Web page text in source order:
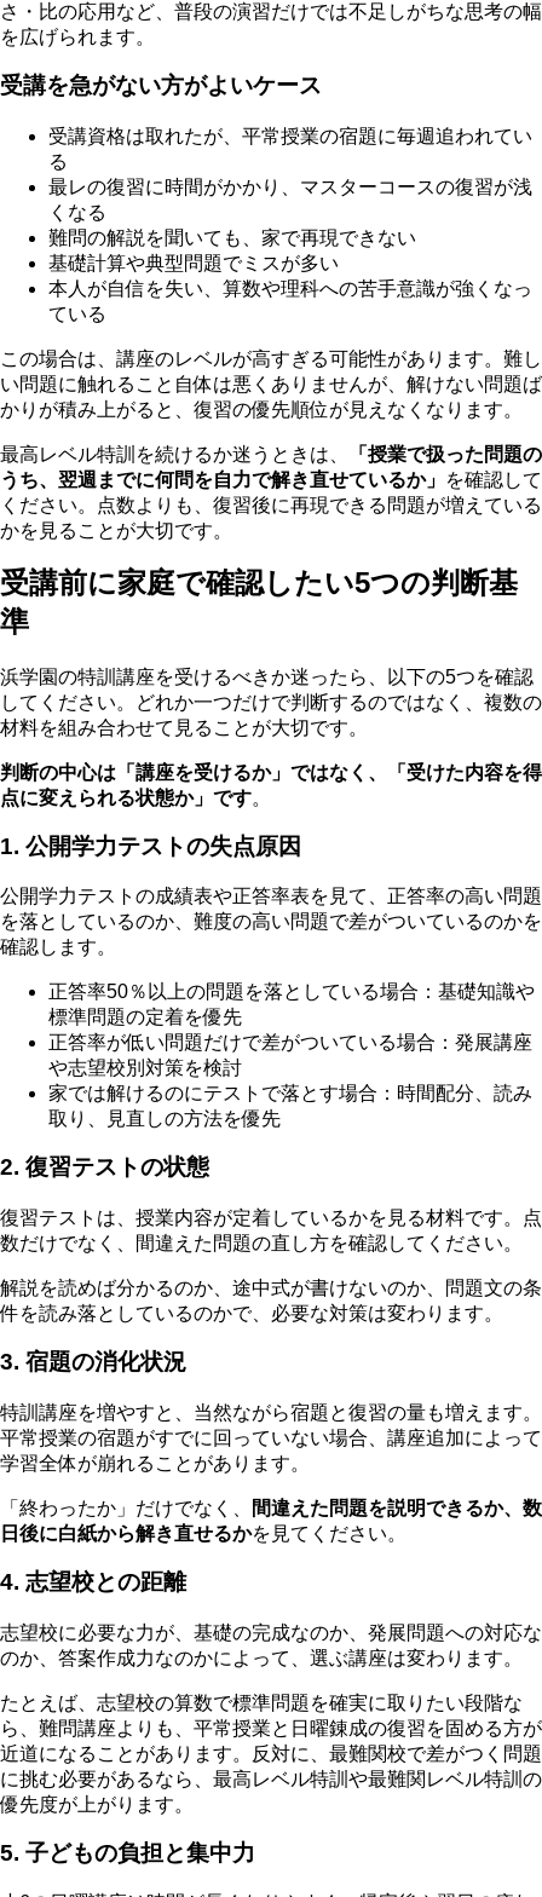
さ・比の応用など、普段の演習だけでは不足しがちな思考の幅
を広げられます。
受講を急がない方がよいケース
受講資格は取れたが、平常授業の宿題に毎週追われてい
る
最レの復習に時間がかかり、マスターコースの復習が浅
くなる
難問の解説を聞いても、家で再現できない
基礎計算や典型問題でミスが多い
本人が自信を失い、算数や理科への苦手意識が強くなっ
ている
この場合は、講座のレベルが高すぎる可能性があります。難し
い問題に触れること自体は悪くありませんが、解けない問題ば
かりが積み上がると、復習の優先順位が見えなくなります。
最高レベル特訓を続けるか迷うときは、
「授業で扱った問題の
うち、翌週までに何問を自力で解き直せているか」 を確認して
ください。点数よりも、復習後に再現できる問題が増えている
かを見ることが大切です。
受講前に家庭で確認したい5つの判断基
準
浜学園の特訓講座を受けるべきか迷ったら、以下の5つを確認
してください。どれか一つだけで判断するのではなく、複数の
材料を組み合わせて見ることが大切です。
判断の中心は「講座を受けるか」ではなく、「受けた内容を得
点に変えられる状態か」です。
1. 公開学力テストの失点原因
公開学力テストの成績表や正答率表を見て、正答率の高い問題
を落としているのか、難度の高い問題で差がついているのかを
確認します。
正答率50％以上の問題を落としている場合：基礎知識や
標準問題の定着を優先
正答率が低い問題だけで差がついている場合：発展講座
や志望校別対策を検討
家では解けるのにテストで落とす場合：時間配分、読み
取り、見直しの方法を優先
2. 復習テストの状態
復習テストは、授業内容が定着しているかを見る材料です。点
数だけでなく、間違えた問題の直し方を確認してください。
解説を読めば分かるのか、途中式が書けないのか、問題文の条
件を読み落としているのかで、必要な対策は変わります。
3. 宿題の消化状況
特訓講座を増やすと、当然ながら宿題と復習の量も増えます。
平常授業の宿題がすでに回っていない場合、講座追加によって
学習全体が崩れることがあります。
「終わったか」だけでなく、
間違えた問題を説明できるか、数
日後に白紙から解き直せるかを見てください。
4. 志望校との距離
志望校に必要な力が、基礎の完成なのか、発展問題への対応な
のか、答案作成力なのかによって、選ぶ講座は変わります。
たとえば、志望校の算数で標準問題を確実に取りたい段階な
ら、難問講座よりも、平常授業と日曜錬成の復習を固める方が
近道になることがあります。反対に、最難関校で差がつく問題
に挑む必要があるなら、最高レベル特訓や最難関レベル特訓の
優先度が上がります。
5. 子どもの負担と集中力